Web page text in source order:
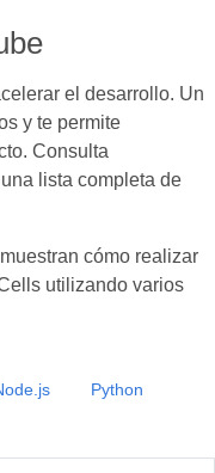
el desarrollo. Un
y te permite
Consulta
lista completa de
cómo realizar
utilizando varios
Python